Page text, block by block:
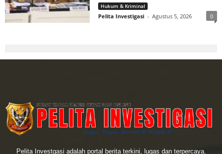
Hukum & Kriminal
Pelita Investigasi - Agustus 5, 2026 0
Pelita Investgasi adalah portal berita terkini, lugas dan terpercaya.